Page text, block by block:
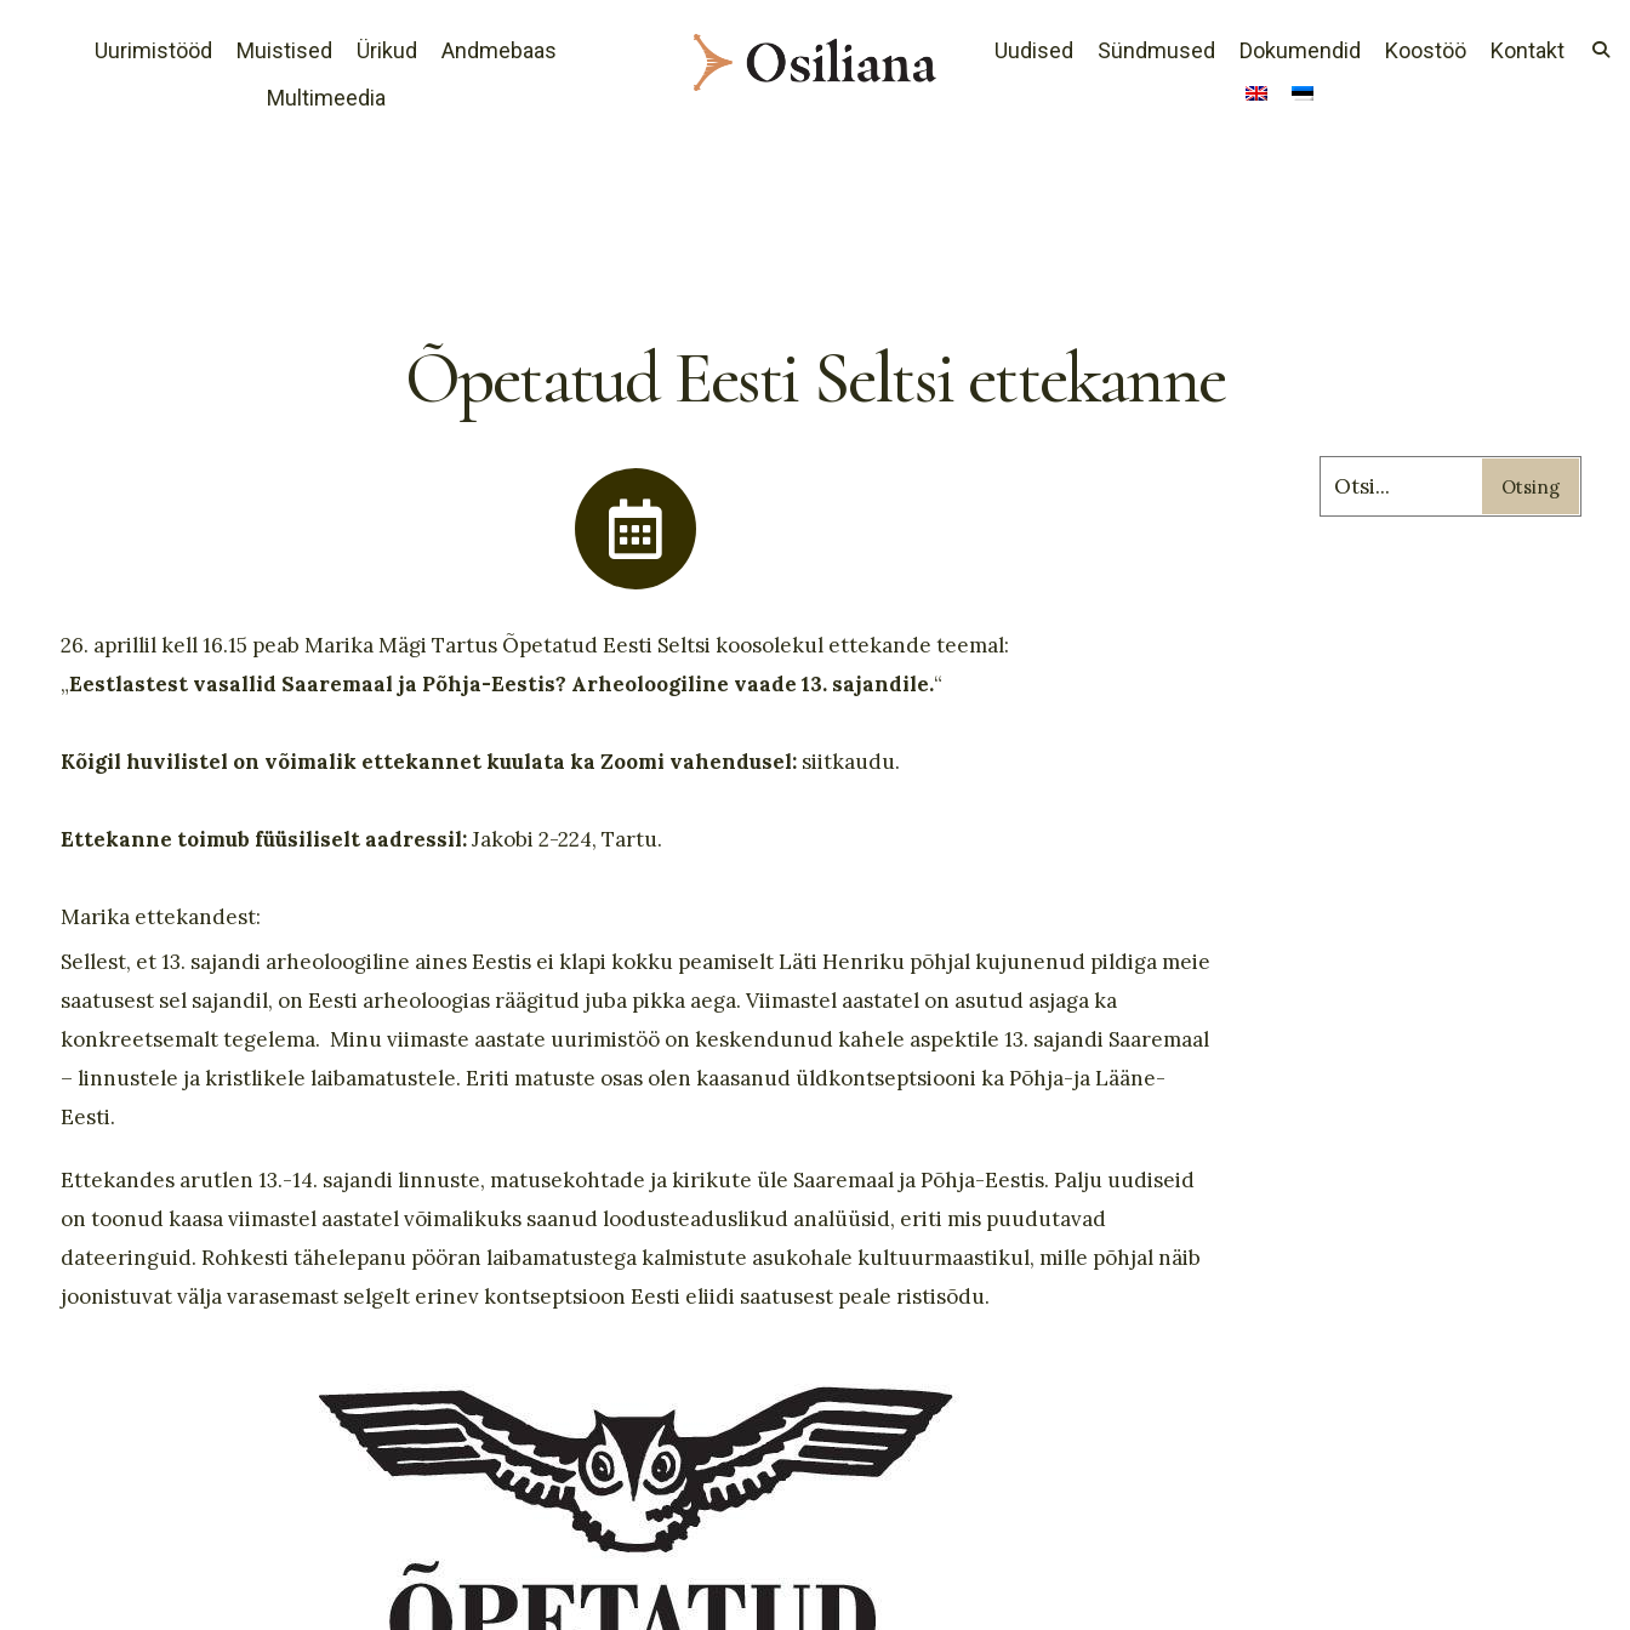
Uurimistööd Muistised Ürikud
Andmebaas
Multimeedia
Uudised Sündmused Dokumendid Koostöö Kontakt
Õpetatud Eesti Seltsi ettekanne
26. aprillil kell 16.15 peab Marika Mägi Tartus Õpetatud Eesti Seltsi koosolekul ettekande teemal:
„Eestlastest vasallid Saaremaal ja Põhja-Eestis? Arheoloogiline vaade 13. sajandile.“
Kõigil huvilistel on võimalik ettekannet kuulata ka Zoomi vahendusel: siitkaudu.
Ettekanne toimub füüsiliselt aadressil:Jakobi 2-224, Tartu.
Marika ettekandest:
Sellest, et 13. sajandi arheoloogiline aines Eestis ei klapi kokku peamiselt Läti Henriku põhjal kujunenud pildiga meie
saatusest sel sajandil, on Eesti arheoloogias räägitud juba pikka aega. Viimastel aastatel on asutud asjaga ka
konkreetsemalt tegelema. Minu viimaste aastate uurimistöö on keskendunud kahele aspektile 13. sajandi Saaremaal
– linnustele ja kristlikele laibamatustele. Eriti matuste osas olen kaasanud üldkontseptsiooni ka Põhja-ja Lääne-
Eesti.
Ettekandes arutlen 13.-14. sajandi linnuste, matusekohtade ja kirikute üle Saaremaal ja Põhja-Eestis. Palju uudiseid
on toonud kaasa viimastel aastatel võimalikuks saanud loodusteaduslikud analüüsid, eriti mis puudutavad
dateeringuid. Rohkesti tähelepanu pööran laibamatustega kalmistute asukohale kultuurmaastikul, mille põhjal näib
joonistuvat välja varasemast selgelt erinev kontseptsioon Eesti eliidi saatusest peale ristisõdu.
Otsing